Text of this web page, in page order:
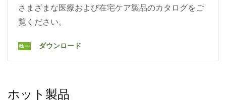
さまざまな医療および在宅ケア製品のカタログをご
覧ください。
ダウンロード
ホット製品